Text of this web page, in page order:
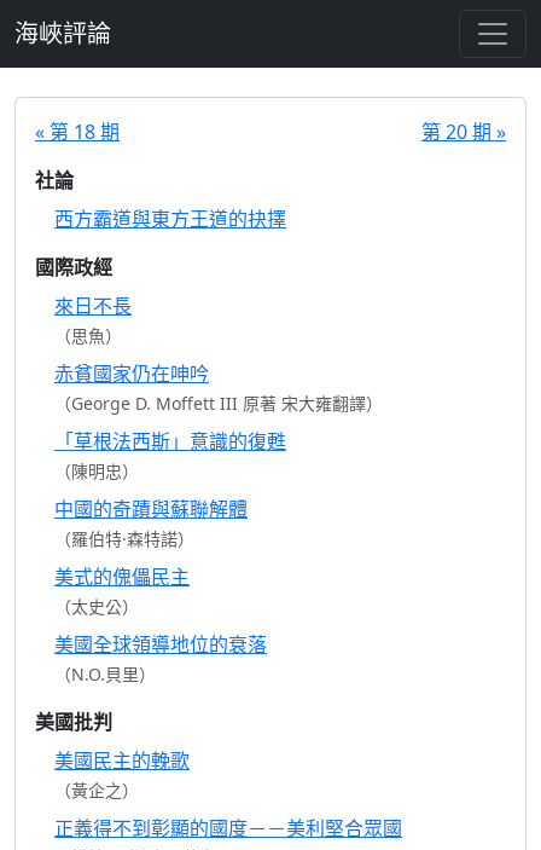
海峽評論
« 第 18 期
第 20 期 »
社論
西方霸道與東方王道的抉擇
國際政經
來日不長
（思魚）
赤貧國家仍在呻吟
（George D. Moffett III 原著 宋大雍翻譯）
「草根法西斯」意識的復甦
（陳明忠）
中國的奇蹟與蘇聯解體
（羅伯特·森特諾）
美式的傀儡民主
（太史公）
美國全球領導地位的衰落
（N.O.貝里）
美國批判
美國民主的輓歌
（黃企之）
正義得不到彰顯的國度－－美利堅合眾國